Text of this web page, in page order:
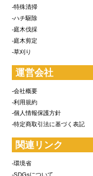
-特殊清掃
-ハチ駆除
-庭木伐採
-庭木剪定
-草刈り
運営会社
-会社概要
-利用規約
-個人情報保護方針
-特定商取引法に基づく表記
関連リンク
-環境省
-SDGsについて